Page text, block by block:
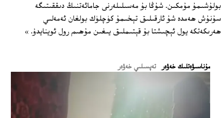
بولۇشىمۇ مۇمكىن. شۇڭا بۇ مەسىلىلەرنى جامائەتنىڭ دىققىتىگە
سۇنۇش ھەمدە شۇ ئارقىلىق تېخىمۇ كۈچلۈك بولغان ئەمەلىي
ھەرىكەتكە يول ئېچىشتا بۇ قېتىملىق يىغىن مۇھىم رول ئوينايدۇ. »
ﻣﯘﻧﺎﺳﯩﯟﻩﺗﻠﯩﻚ ﺧﻪﯞﻩﺭ تەپسىلىي خەۋەر